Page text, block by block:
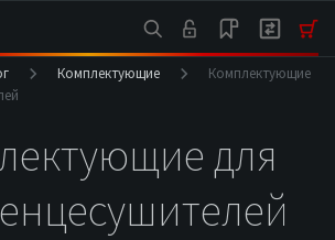
Комплектующие
Комплектующие
для